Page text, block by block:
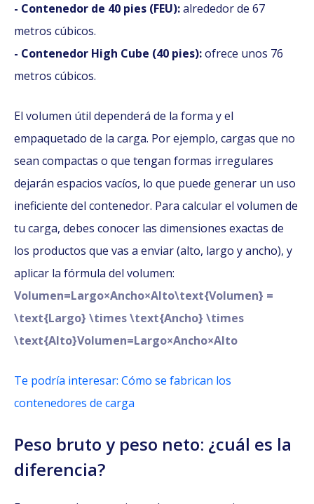
- Contenedor de 40 pies (FEU):alrededor de 67
metros cúbicos.
- Contenedor High Cube (40 pies):ofrece unos 76
metros cúbicos.
El volumen útil dependerá de la forma y el
empaquetado de la carga. Por ejemplo, cargas que no
sean compactas o que tengan formas irregulares
dejarán espacios vacíos, lo que puede generar un uso
ineficiente del contenedor. Para calcular el volumen de
tu carga, debes conocer las dimensiones exactas de
los productos que vas a enviar (alto, largo y ancho), y
aplicar la fórmula del volumen:
Volumen=Largo×Ancho×Alto\text{Volumen} =
\text{Largo} \times \text{Ancho} \times
\text{Alto}Volumen=Largo×Ancho×Alto
Te podría interesar: Cómo se fabrican los
contenedores de carga
Peso bruto y peso neto: ¿cuál es la
diferencia?